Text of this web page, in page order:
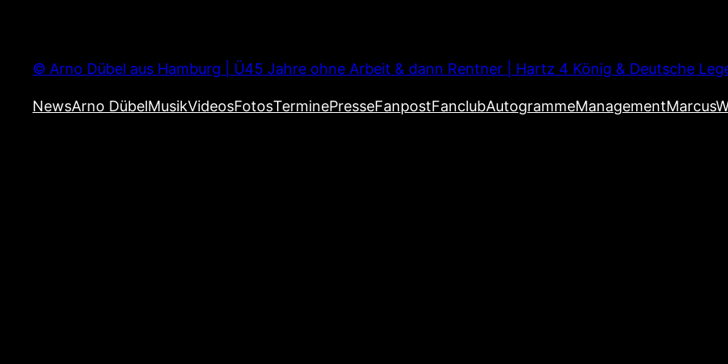
springen
© Arno Dübel aus Hamburg | Ü45 Jahre ohne Arbeit & dann Rentner | Hartz 4 König & Deutsche
NewsArno DübelMusikVideosFotosTerminePresseFanpostFanclubAutogrammeManagement